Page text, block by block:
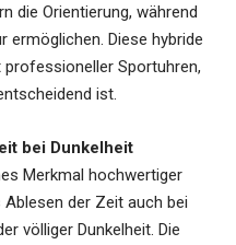
die Orientierung, während
ermöglichen. Diese hybride
Sportuhren,
ist.
bei Dunkelheit
Merkmal hochwertiger
der Zeit auch bei
völliger Dunkelheit. Die